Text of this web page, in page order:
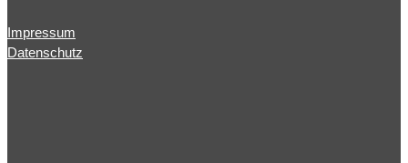
Impressum
Datenschutz